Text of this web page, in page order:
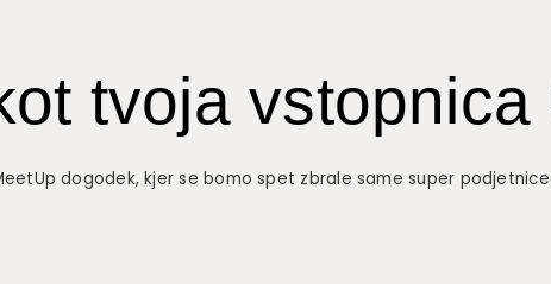
tvoja vstopnica
dogodek, kjer se bomo spet zbrale same super podjetnice.